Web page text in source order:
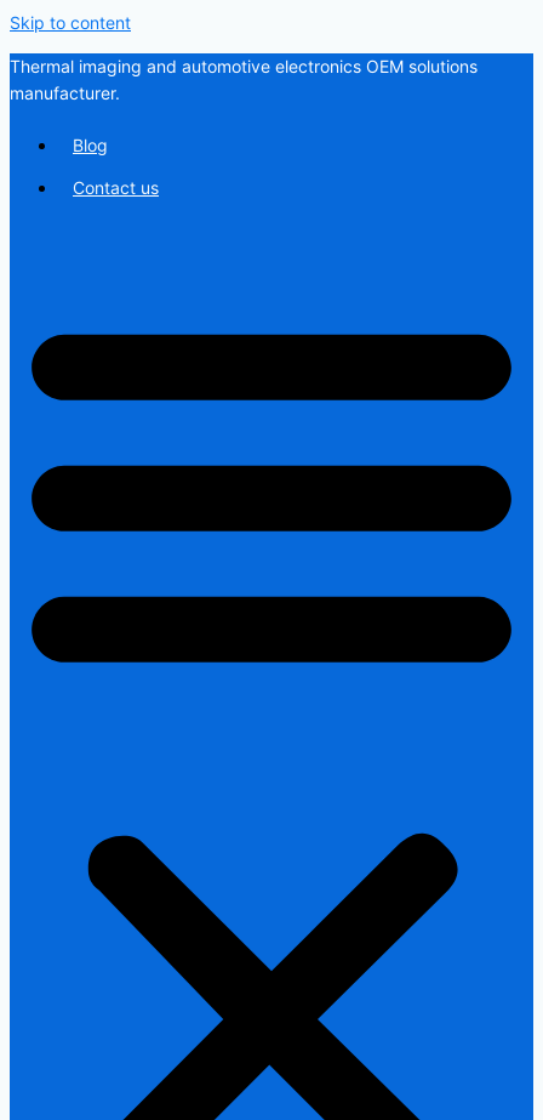
Skip to content
Thermal imaging and automotive electronics OEM solutions
manufacturer.
Blog
Contact us